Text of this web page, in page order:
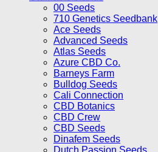
00 Seeds
710 Genetics Seedbank
Ace Seeds
Advanced Seeds
Atlas Seeds
Azure CBD Co.
Barneys Farm
Bulldog Seeds
Cali Connection
CBD Botanics
CBD Crew
CBD Seeds
Dinafem Seeds